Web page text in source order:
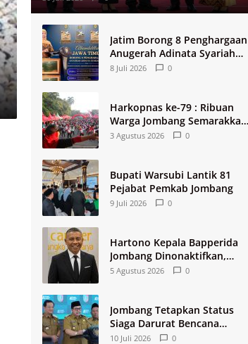
Jatim Borong 8 Penghargaan
Anugerah Adinata Syariah
2026
8 Juli 2026 0
Harkopnas ke-79 : Ribuan
Warga Jombang Semarakkan
Jalan Sehat Berhadiah 2
3 Agustus 2026 0
Bupati Warsubi Lantik 81
Pejabat Pemkab Jombang
9 Juli 2026 0
Hartono Kepala Bapperida
Jombang Dinonaktifkan,
Buntut Raibnya Rp124 Miliar
5 Agustus 2026 0
Jombang Tetapkan Status
Siaga Darurat Bencana
Kekeringan dan Kebakaran
10 Juli 2026 0